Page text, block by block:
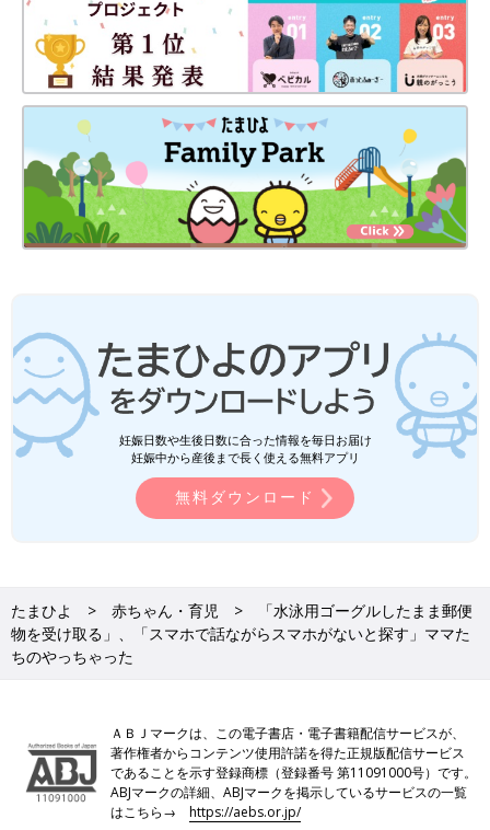
妊娠日数や生後日数に合った情報を毎日お届け
妊娠中から産後まで長く使える無料アプリ
無料ダウンロード
たまひよ 赤ちゃん・育児
「水泳用ゴーグルしたまま郵便
物を受け取る」、「スマホで話ながらスマホがないと探す」ママた
ちのやっちゃった
ＡＢＪマークは、この電子書店・電子書籍配信サービスが、
著作権者からコンテンツ使用許諾を得た正規版配信サービス
であることを示す登録商標（登録番号 第11091000号）です。
ABJマークの詳細、ABJマークを掲示しているサービスの一覧
はこちら→https://aebs.or.jp/